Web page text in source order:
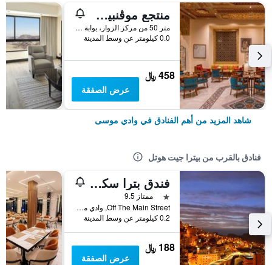
منتجع موڤنبيك البتراء
متر 50 من مركز الزوار، بوابة البتراء, وادي موسى, الأردن
0.0 كيلومتر عن وسط المدينة
458 ﷼
عرض الصفقة
شاهد المزيد من أهم الفنادق في وادي موسى
فنادق بالقرب من بيترا جيت هوتل
فندق بترا سكاي هوتل
نجمة واحدة
ممتاز 9.5
Off The Main Street, وادي موسى, الأردن
0.2 كيلومتر عن وسط المدينة
188 ﷼
عرض الصفقة